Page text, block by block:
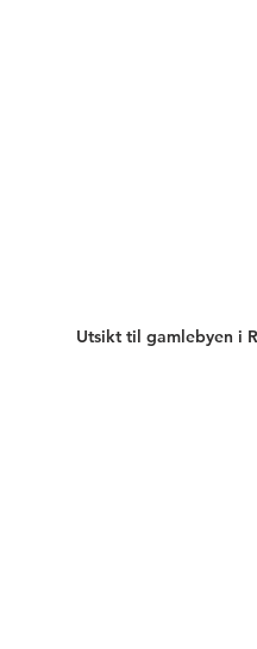
Utsikt til gamlebyen i